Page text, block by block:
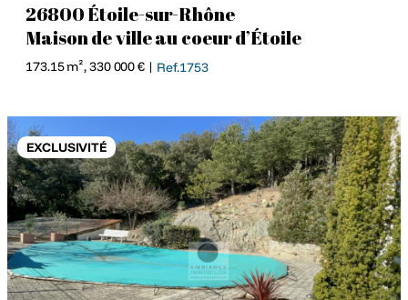
26800 Étoile-sur-Rhône
Maison de ville au coeur d’Étoile
173.15 m², 330 000 € | Ref.1753
EXCLUSIVITÉ